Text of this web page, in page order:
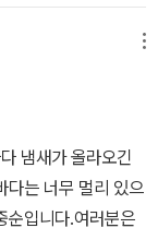
깁니다. 이러던 어
든 밤에 아이는 홀로
분수대인데, 갑자
나오지요. 아이는
어요. 아하, 분수대
네! 고래는 하늘을
이 빼고는 아무도
냄새가 올라오긴
다는 너무 멀리 있으